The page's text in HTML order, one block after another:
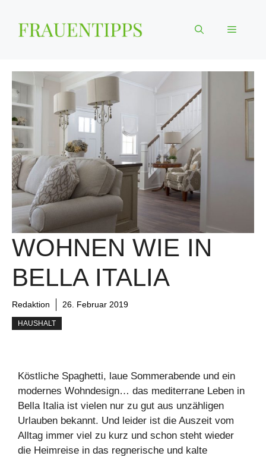
Inhalt
springen
Menü
WOHNEN WIE IN
BELLA ITALIA
Redaktion 26. Februar 2019
HAUSHALT
Köstliche Spaghetti, laue Sommerabende und ein
modernes Wohndesign… das mediterrane Leben in
Bella Italia ist vielen nur zu gut aus unzähligen
Urlauben bekannt. Und leider ist die Auszeit vom
Alltag immer viel zu kurz und schon steht wieder
die Heimreise in das regnerische und kalte